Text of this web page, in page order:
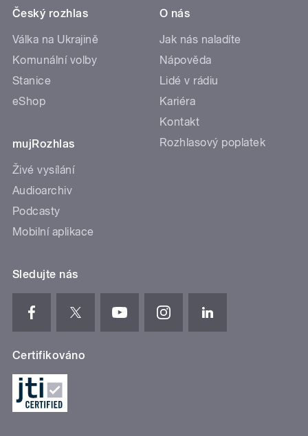
Český rozhlas
Válka na Ukrajině
Komunální volby
Stanice
eShop
mujRozhlas
Živé vysílání
Audioarchiv
Podcasty
Mobilní aplikace
O nás
Jak nás naladíte
Nápověda
Lidé v rádiu
Kariéra
Kontakt
Rozhlasový poplatek
Sledujte nás
Certifikováno